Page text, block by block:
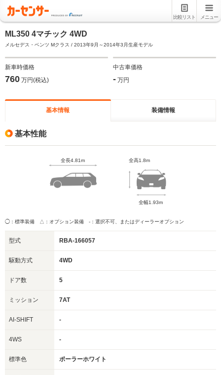
比較リスト メニュー
ML350 4マチック 4WD
メルセデス・ベンツ Mクラス / 2013年9月～2014年3月生産モデル
新車時価格
760 万円(税込)
中古車価格
- 万円
基本情報 装備情報
基本性能
全長4.81m 全高1.8m
全幅1.93m
◯：標準装備 △：オプション装備 -：選択不可、またはディーラーオプション
型式 RBA-166057
駆動方式 4WD
ドア数 5
ミッション 7AT
AI-SHIFT -
4WS -
標準色 ポーラーホワイト